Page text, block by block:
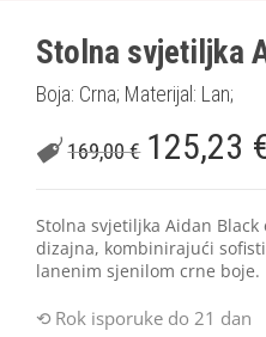
Stolna svjetiljka
Boja: Crna; Materijal: Lan;
169,00€ 125,23
Stolna svjetiljka Aidan
dizajna, kombinirajući
lanenim sjenilom crne boje.
Rok isporuke do 21 dan